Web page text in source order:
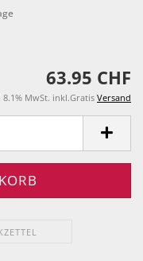
63.95 CHF
8.1% MwSt. inkl.GratisVersand